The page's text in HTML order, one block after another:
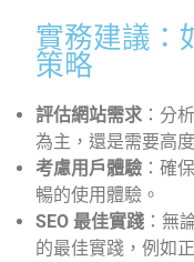
實務建議：
策略
評估網站需求 ： 分
為主，還是需要高
考慮用戶體驗 ：確
暢的使用體驗。
SEO 最佳實踐 ： 無
的最佳實踐，例如